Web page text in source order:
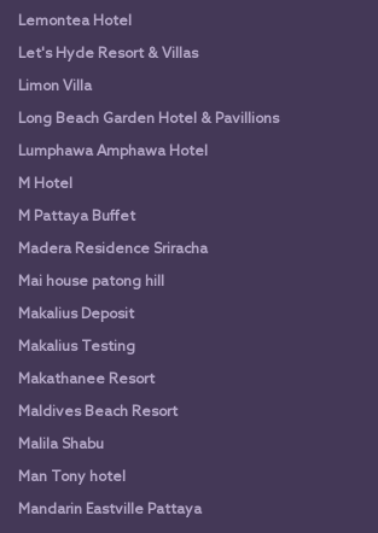
Lemontea Hotel
Let's Hyde Resort & Villas
Limon Villa
Long Beach Garden Hotel & Pavillions
Lumphawa Amphawa Hotel
M Hotel
M Pattaya Buffet
Madera Residence Sriracha
Mai house patong hill
Makalius Deposit
Makalius Testing
Makathanee Resort
Maldives Beach Resort
Malila Shabu
Man Tony hotel
Mandarin Eastville Pattaya